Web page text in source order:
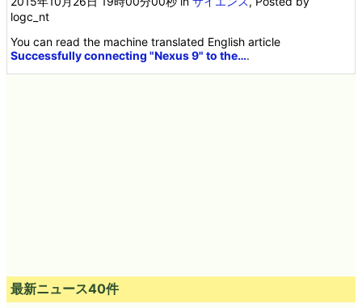
logc_nt
You can read the machine translated English article
Successfully connecting "Nexus 9" to the….
最新ニュース40件